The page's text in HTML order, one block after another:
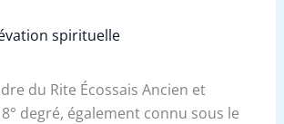
spirituelle
du Rite Écossais Ancien et
degré, également connu sous le